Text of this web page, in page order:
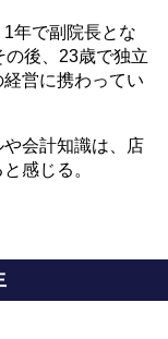
年で副院長とな
の後、23歳で独立
営に携わってい
会計知識は、店
感じる。